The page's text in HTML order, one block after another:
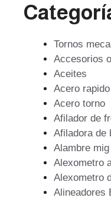
Tornos
Accesorios
Aceites
Acero
Acero torno
Afilador de
Afiladora de
Alambre mig
Alexometro
Alexometro
Alineadores